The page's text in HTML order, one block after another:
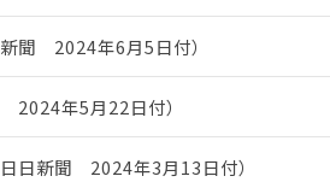
聞 2024年6月5日付）
2024年5月22日付）
日新聞 2024年3月13日付）